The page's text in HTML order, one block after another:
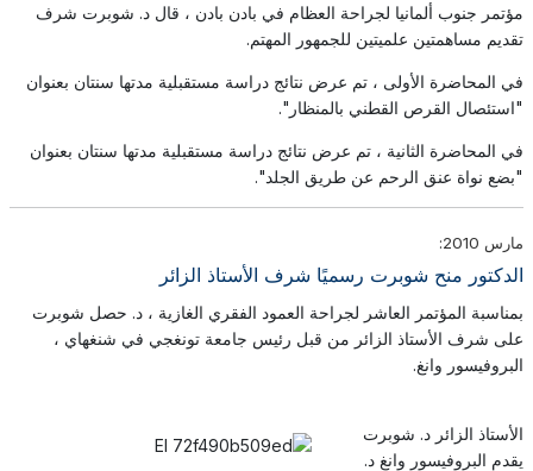
مؤتمر جنوب ألمانيا لجراحة العظام في بادن بادن ، قال د. شوبرت شرف
تقديم مساهمتين علميتين للجمهور المهتم.
في المحاضرة الأولى ، تم عرض نتائج دراسة مستقبلية مدتها سنتان بعنوان
"استئصال القرص القطني بالمنظار".
في المحاضرة الثانية ، تم عرض نتائج دراسة مستقبلية مدتها سنتان بعنوان
"بضع نواة عنق الرحم عن طريق الجلد".
مارس 2010:
الدكتور منح شوبرت رسميًا شرف الأستاذ الزائر
بمناسبة المؤتمر العاشر لجراحة العمود الفقري الغازية ، د. حصل شوبرت
على شرف الأستاذ الزائر من قبل رئيس جامعة تونغجي في شنغهاي ،
البروفيسور وانغ.
الأستاذ الزائر د. شوبرت
يقدم البروفيسور وانغ د.